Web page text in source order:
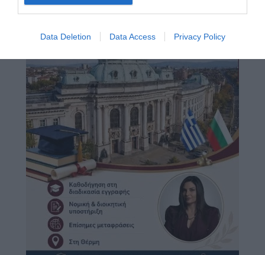
Data Deletion Data Access Privacy Policy